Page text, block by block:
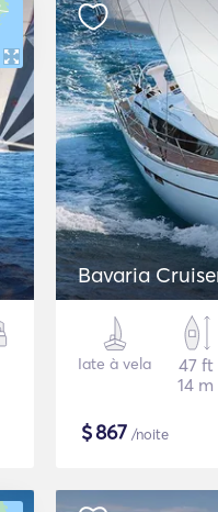
Bavaria
Iate à vela
47 ft
14 m
$867 /noite